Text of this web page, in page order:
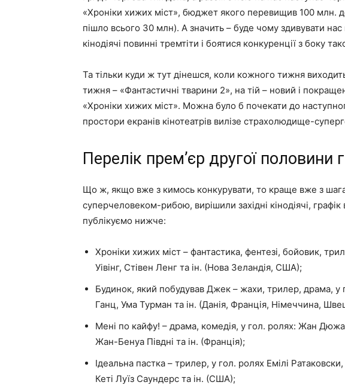
«Хроніки хижих міст», бюджет якого перевищив 100 млн.
пішло всього 30 млн). А значить – буде чому здивувати
кінодіячі повинні тремтіти і боятися конкуренції з боку
Та тільки куди ж тут дінешся, коли кожного тижня
тижня – «Фантастичні тварини 2», на тій – новий і
«Хроніки хижих міст». Можна було б почекати до
простори екранів кінотеатрів вилізе страхолюдище-
Перелік прем’єр другої половини
Що ж, якщо вже з кимось конкурувати, то краще вже з
суперчеловеком-рибою, вирішили західні кінодіячі, графік
публікуємо нижче:
Хроніки хижих міст – фантастика, фентезі, бойовик,
Уівінг, Стівен Ленг та ін. (Нова Зеландія, США);
Будинок, який побудував Джек – жахи, трилер, драма, у
Ганц, Ума Турман та ін. (Данія, Франція, Німеччина,
Мені по кайфу! – драма, комедія, у гол. ролях: Жан
Жан-Бенуа Півдні та ін. (Франція);
Ідеальна пастка – трилер, у гол. ролях Емілі
Кеті Луїз Саундерс та ін. (США);